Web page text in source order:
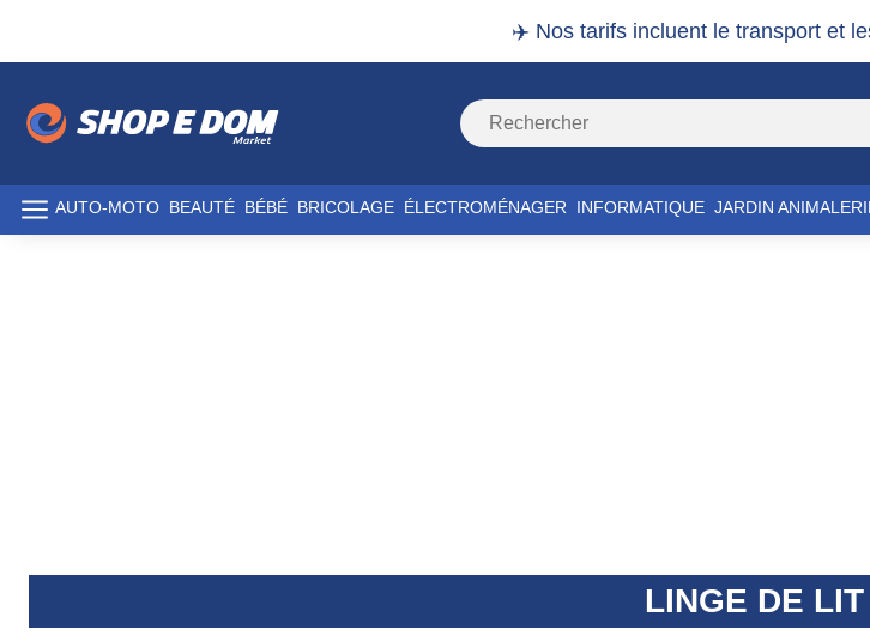
✈️ Nos tarifs incluent le transport et
AUTO-MOTO BEAUTÉ BÉBÉ BRICOLAGE ÉLECTROMÉNAGER INFORMATIQUE JARDIN
LINGE DE